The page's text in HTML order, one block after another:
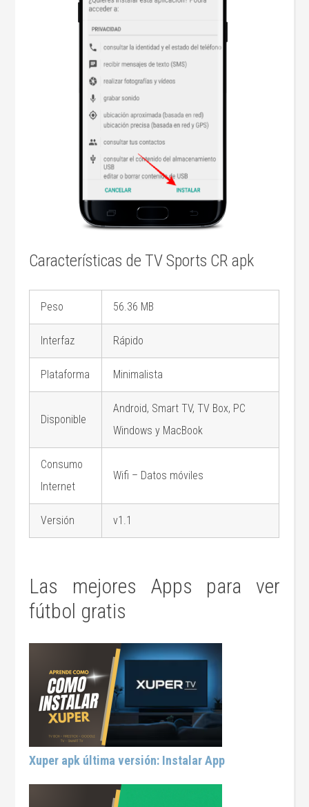
Características de TV Sports CR apk
Peso 56.36 MB
Interfaz Rápido
Plataforma Minimalista
Disponible
Android, Smart TV, TV Box, PC
Windows y MacBook
Consumo
Internet
Wifi – Datos móviles
Versión v1.1
Las mejores Apps para ver
fútbol gratis
Xuper apk última versión: Instalar App